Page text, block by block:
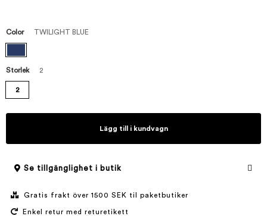
Color TWILIGHT BLUE
Storlek 2
2
Lägg till i kundvagn
Se tillgänglighet i butik
Gratis frakt över 1500 SEK til paketbutiker
Enkel retur med returetikett